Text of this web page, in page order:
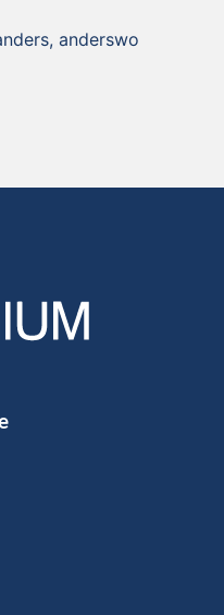
anderswo